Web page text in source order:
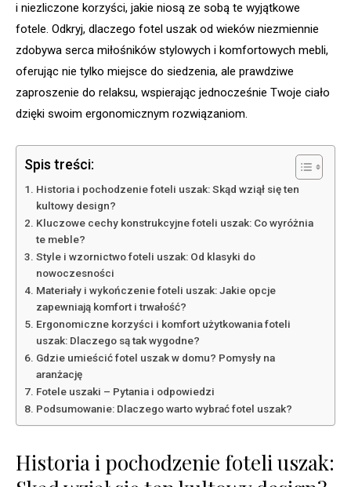
i niezliczone korzyści, jakie niosą ze sobą te wyjątkowe
fotele. Odkryj, dlaczego fotel uszak od wieków niezmiennie
zdobywa serca miłośników stylowych i komfortowych mebli,
oferując nie tylko miejsce do siedzenia, ale prawdziwe
zaproszenie do relaksu, wspierając jednocześnie Twoje ciało
dzięki swoim ergonomicznym rozwiązaniom.
Spis treści:
Historia i pochodzenie foteli uszak: Skąd wziął się ten
kultowy design?
Kluczowe cechy konstrukcyjne foteli uszak: Co wyróżnia
te meble?
Style i wzornictwo foteli uszak: Od klasyki do
nowoczesności
Materiały i wykończenie foteli uszak: Jakie opcje
zapewniają komfort i trwałość?
Ergonomiczne korzyści i komfort użytkowania foteli
uszak: Dlaczego są tak wygodne?
Gdzie umieścić fotel uszak w domu? Pomysły na
aranżację
Fotele uszaki – Pytania i odpowiedzi
Podsumowanie: Dlaczego warto wybrać fotel uszak?
Historia i pochodzenie foteli uszak: